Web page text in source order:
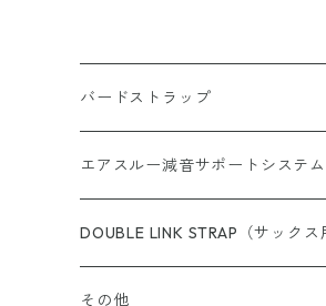
バードストラップ
サックス用
完成品（すべての商品）
完成品（ウォッシャブル）
ショルダー（サックス／ファゴッ
完成品
クラリネット用
エアスルー減音サポートシステム
エアスルー・リード
エアスルー・ミュートバッグ
DOUBLE LINK STRAP（サックス
その他